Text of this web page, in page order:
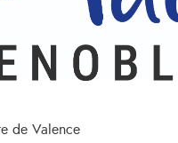
de Valence